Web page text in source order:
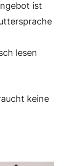
ist
lesen
keine